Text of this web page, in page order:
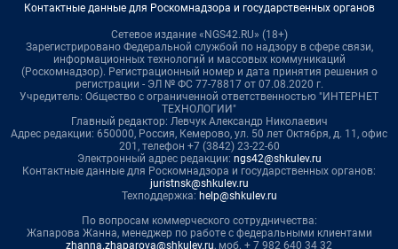
Контактные данные для Роскомнадзора и государственных органов
Сетевое издание «NGS42.RU» (18+)
Зарегистрировано Федеральной службой по надзору в сфере связи,
информационных технологий и массовых коммуникаций
(Роскомнадзор). Регистрационный номер и дата принятия решения о
регистрации - ЭЛ № ФС 77-78817 от 07.08.2020 г.
Учредитель: Общество с ограниченной ответственностью "ИНТЕРНЕТ
ТЕХНОЛОГИИ"
Главный редактор: Левчук Александр Николаевич
Адрес редакции: 650000, Россия, Кемерово, ул. 50 лет Октября, д. 11, офис
201, телефон +7 (3842) 23-22-60
Электронный адрес редакции: ngs42@shkulev.ru
Контактные данные для Роскомнадзора и государственных органов:
juristnsk@shkulev.ru
Техподдержка: help@shkulev.ru
По вопросам коммерческого сотрудничества:
Жапарова Жанна, менеджер по работе с федеральными клиентами
zhanna.zhaparova@shkulev.ru, моб. + 7 982 640 34 32